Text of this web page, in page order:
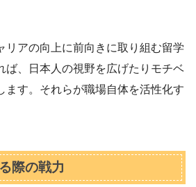
リアの向上に前向きに取り組む留学
ば、日本人の視野を広げたりモチベ
ます。それらが職場自体を活性化す
際の戦力